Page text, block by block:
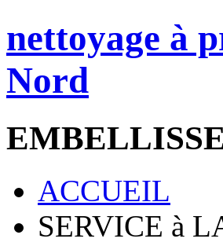
nettoyage à
Nord
ACCUEIL
SERVICE à